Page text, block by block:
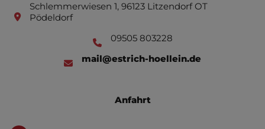
Schlemmerwiesen 1, 96123 Litzendorf OT
Pödeldorf
09505 803228
mail@estrich-hoellein.de
Anfahrt